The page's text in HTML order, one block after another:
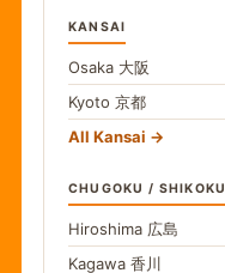
KANSAI
Osaka 大阪
Kyoto 京都
All Kansai
CHUGOKU / SHIKOKU
Hiroshima 広島
Kagawa 香川